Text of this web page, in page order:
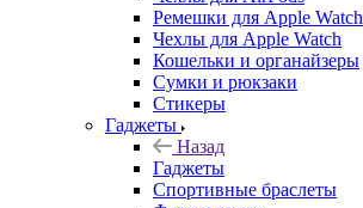
Ремешки для Apple Watch
Чехлы для Apple Watch
Кошельки и органайзеры
Сумки и рюкзаки
Стикеры
Гаджеты
Назад
Гаджеты
Спортивные браслеты